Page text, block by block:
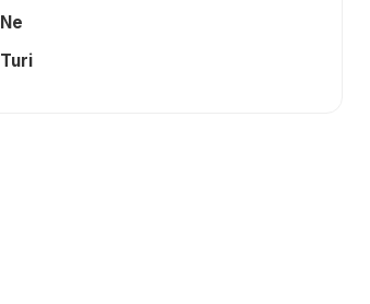
Ne
Turi